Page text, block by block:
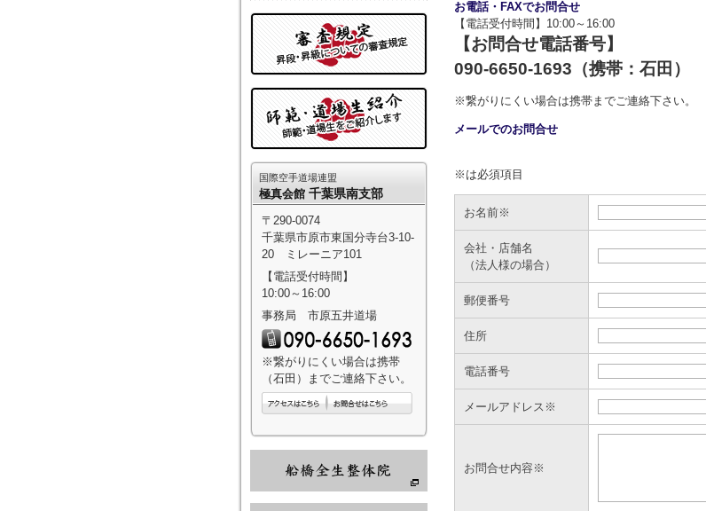
お電話・FAXでお問合せ
【電話受付時間】10:00～16:00
【お問合せ電話番号】
090-6650-1693（携帯：石田）
※繋がりにくい場合は携帯までご連絡下さい。
メールでのお問合せ
※は必須項目
お名前※
会社・店舗名
（法人様の場合）
郵便番号
住所
電話番号
メールアドレス※
お問合せ内容※
国際空手道場連盟
極真会館 千葉県南支部
〒290-0074
千葉県市原市東国分寺台3-10-
20 ミレーニア101
【電話受付時間】
10:00～16:00
事務局 市原五井道場
※繋がりにくい場合は携帯
（石田）までご連絡下さい。